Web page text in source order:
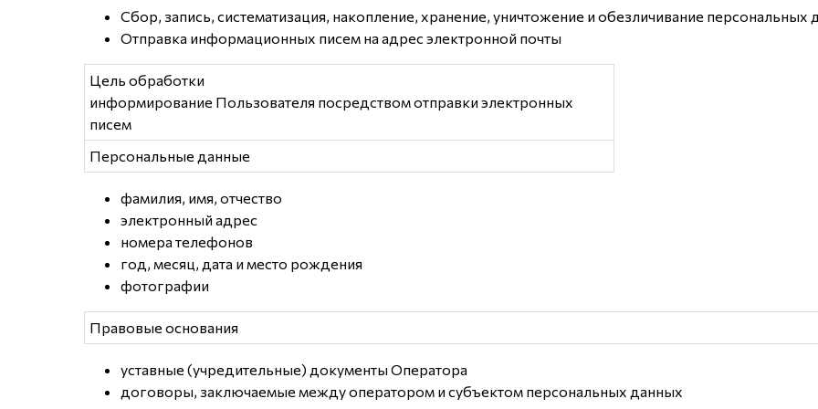
Сбор, запись, систематизация, накопление, хранение, уничтожение и обезличивание персональных
Отправка информационных писем на адрес электронной почты
Цель обработки
информирование Пользователя посредством отправки электронных
писем
Персональные данные
фамилия, имя, отчество
электронный адрес
номера телефонов
год, месяц, дата и место рождения
фотографии
Правовые основания
уставные (учредительные) документы Оператора
договоры, заключаемые между оператором и субъектом персональных данных